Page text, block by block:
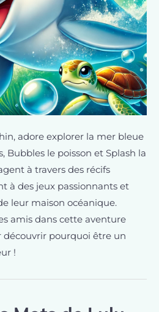
adore explorer la mer bleue
Bubbles le poisson et Splash la
à travers des récifs
à des jeux passionnants et
leur maison océanique.
amis dans cette aventure
pourquoi être un
!